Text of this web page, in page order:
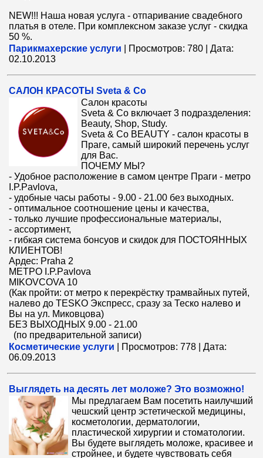
NEW!!! Наша новая услуга - отпаривание свадебного
платья в отеле. При комплексном заказе услуг - скидка
50 %.
Парикмахерские услуги
Просмотров: 780
Дата:
02.10.2013
САЛОН КРАСОТЫ Sveta & Co
Салон красоты
Sveta & Co включает 3 подразделения:
Beauty, Shop, Study.
Sveta & Co BEAUTY - салон красоты в
Праге, самый широкий перечень услуг
для Вас.
ПОЧЕМУ МЫ?
- Удобное расположение в самом центре Праги - метро
I.P.Pavlova,
- удобные часы работы - 9.00 - 21.00 без выходных.
- оптимальное соотношение цены и качества,
- только лучшие профессиональные материалы,
- ассортимент,
- гибкая система бонсуов и скидок для ПОСТОЯННЫХ
КЛИЕНТОВ!
Ардес: Praha 2
МЕТРО I.P.Pavlova
MIKOVCOVA 10
(Как пройти: от метро к перекрёстку трамвайных путей,
налево до ТЕSKO Экспресс, сразу за Теско налево и
Вы на ул. Миковцова)
БЕЗ ВЫХОДНЫХ 9.00 - 21.00
(по предварительной записи)
Косметические услуги
Просмотров: 778
Дата:
06.09.2013
Выглядеть на десять лет моложе? Это возможно!
Мы предлагаем Вам посетить наилучший
чешский центр эстетической медицины,
косметологии, дерматологии,
пластической хирургии и стоматологии.
Вы будете выглядеть моложе, красивее и
стройнее, и будете чувствовать себя